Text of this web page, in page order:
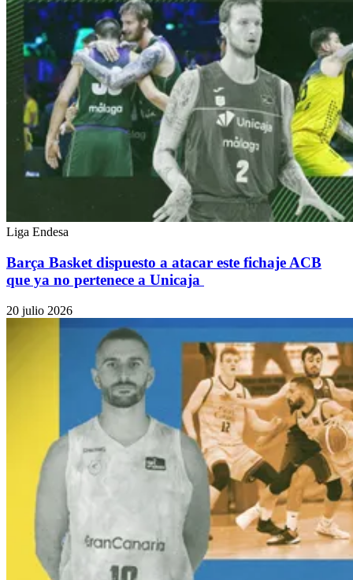
Liga Endesa
Barça Basket dispuesto a atacar este fichaje ACB
que ya no pertenece a Unicaja
20 julio 2026